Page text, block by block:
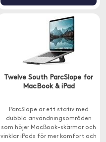
Twelve South ParcSlope for
MacBook & iPad
ParcSlope är ett stativ med
dubbla användningsområden
som höjer MacBook-skärmar och
vinklar iPads för mer komfort och